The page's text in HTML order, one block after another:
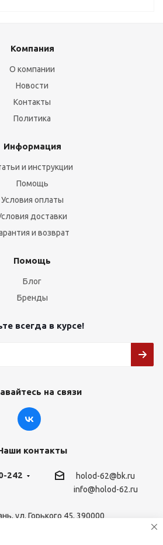
Компания
О компании
Новости
Контакты
Политика
Информация
и инструкции
Помощь
Условия оплаты
доставки
и возврат
Помощь
Блог
Бренды
всегда в курсе!
на связи
контакты
242
holod-62@bk.ru
info@holod-62.ru
ул. Горького 45, 390000